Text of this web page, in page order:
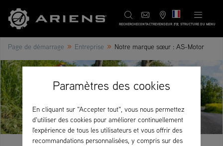
RECHERCHECONTACTREVENDEUR FR STRUCTURE DU MENU
Page de démarrage » Entreprise » Notre marque sœur : AS-Motor
Paramètres des cookies
En cliquant sur "Accepter tout", vous nous permettez
d'utiliser des cookies pour améliorer continuellement
l'expérience de tous les utilisateurs et vous offrir des
recommandations personnalisées, y compris sur des